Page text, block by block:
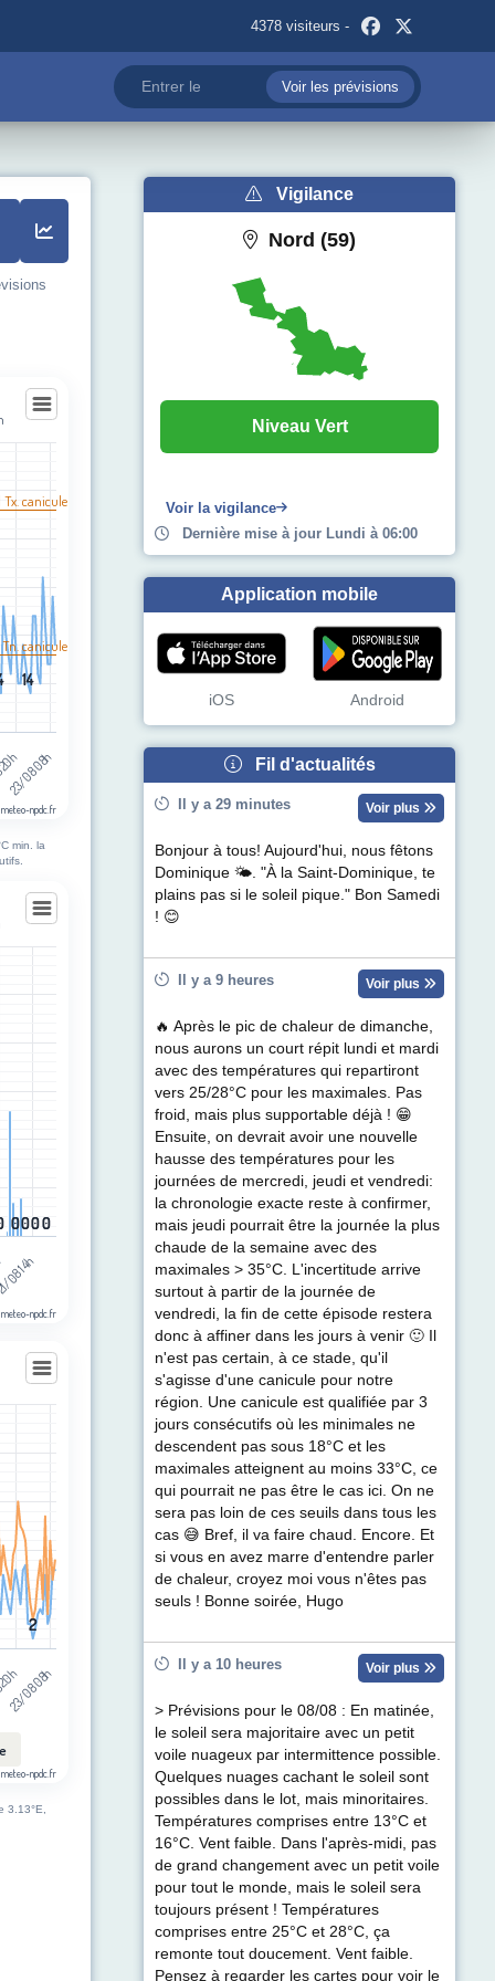
4378 visiteurs -
Voir les prévisions
(°C). Data ranges from 14 to 37.
14
14
23/08 08h
meteo-npdc.fr
Tx. canicule
Tn. canicule
min. la
de précipitations (mm). Data ranges from 0 to 4.9.
0
00
00
00
0
14h
meteo-npdc.fr
(km/h). Data ranges from 2 to 41.
2
2
23/08 08h
meteo-npdc.fr
3.13°E,
Vigilance
Nord (59)
Niveau Vert
Voir la vigilance
Dernière mise à jour Lundi à 06:00
Application mobile
iOS Android
Fil d'actualités
Il y a 29 minutes Voir plus
Bonjour à tous! Aujourd'hui, nous fêtons
Dominique 🌤. "À la Saint-Dominique, te
plains pas si le soleil pique." Bon Samedi
! 😊
Il y a 9 heures Voir plus
🔥 Après le pic de chaleur de dimanche,
nous aurons un court répit lundi et mardi
avec des températures qui repartiront
vers 25/28°C pour les maximales. Pas
froid, mais plus supportable déjà ! 😁
Ensuite, on devrait avoir une nouvelle
hausse des températures pour les
journées de mercredi, jeudi et vendredi:
la chronologie exacte reste à confirmer,
mais jeudi pourrait être la journée la plus
chaude de la semaine avec des
maximales > 35°C. L'incertitude arrive
surtout à partir de la journée de
vendredi, la fin de cette épisode restera
donc à affiner dans les jours à venir 🙂 Il
n'est pas certain, à ce stade, qu'il
s'agisse d'une canicule pour notre
région. Une canicule est qualifiée par 3
jours consécutifs où les minimales ne
descendent pas sous 18°C et les
maximales atteignent au moins 33°C, ce
qui pourrait ne pas être le cas ici. On ne
sera pas loin de ces seuils dans tous les
cas 😅 Bref, il va faire chaud. Encore. Et
si vous en avez marre d'entendre parler
de chaleur, croyez moi vous n'êtes pas
seuls ! Bonne soirée, Hugo
Il y a 10 heures Voir plus
> Prévisions pour le 08/08 : En matinée,
le soleil sera majoritaire avec un petit
voile nuageux par intermittence possible.
Quelques nuages cachant le soleil sont
possibles dans le lot, mais minoritaires.
Températures comprises entre 13°C et
16°C. Vent faible. Dans l'après-midi, pas
de grand changement avec un petit voile
pour tout le monde, mais le soleil sera
toujours présent ! Températures
comprises entre 25°C et 28°C, ça
remonte tout doucement. Vent faible.
Pensez à regarder les cartes pour voir le